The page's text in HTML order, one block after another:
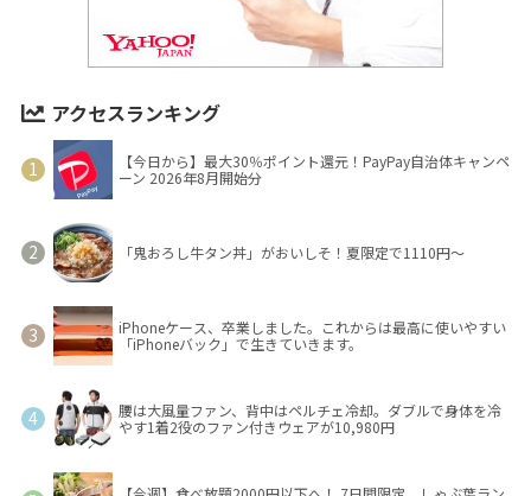
アクセスランキング
【今日から】最大30％ポイント還元！PayPay自治体キャンペ
ーン 2026年8月開始分
「鬼おろし牛タン丼」がおいしそ！夏限定で1110円～
iPhoneケース、卒業しました。これからは最高に使いやすい
「iPhoneバック」で生きていきます。
腰は大風量ファン、背中はペルチェ冷却。ダブルで身体を冷
やす1着2役のファン付きウェアが10,980円